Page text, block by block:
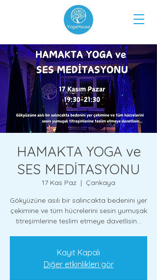
HAMAKTA YOGA ve
SES MEDİTASYONU
17 Kas Paz
  |
Çankaya
Gökyüzüne asılı bir salıncakta bedenini yer
çekimine ve tüm hücrelerini sesin yumuşak
titreşimlerine teslim etmeye davetlisin...
Kayıt Kapalı
Diğer etkinlikleri gör